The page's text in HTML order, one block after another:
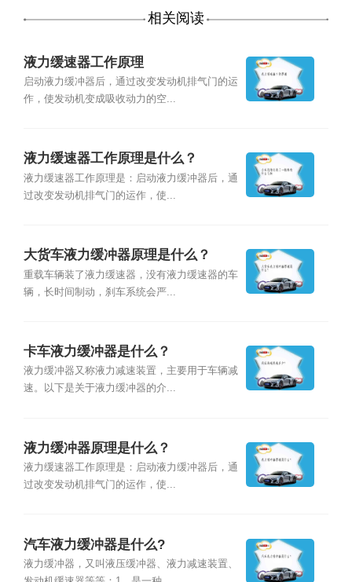
相关阅读
液力缓速器工作原理
启动液力缓冲器后，通过改变发动机排气门的运
作，使发动机变成吸收动力的空...
液力缓速器工作原理是什么？
液力缓速器工作原理是：启动液力缓冲器后，通
过改变发动机排气门的运作，使...
大货车液力缓冲器原理是什么？
重载车辆装了液力缓速器，没有液力缓速器的车
辆，长时间制动，刹车系统会严...
卡车液力缓冲器是什么？
液力缓冲器又称液力减速装置，主要用于车辆减
速。以下是关于液力缓冲器的介...
液力缓冲器原理是什么？
液力缓速器工作原理是：启动液力缓冲器后，通
过改变发动机排气门的运作，使...
汽车液力缓冲器是什么?
液力缓冲器，又叫液压缓冲器、液力减速装置、